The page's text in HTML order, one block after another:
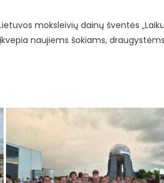
moksleivių dainų šventės
naujiems šokiams,